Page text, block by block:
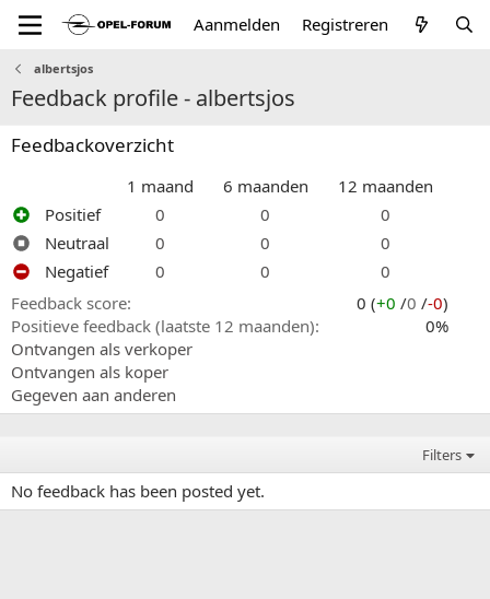
Aanmelden Registreren
albertsjos
Feedback profile - albertsjos
Feedbackoverzicht
1 maand 6 maanden
12 maanden
Positief
0 0
0
Neutraal
0 0
0
Negatief
0 0
0
Feedback score
0 (+0 /0 /-0)
Positieve feedback (laatste 12 maanden)
0%
Ontvangen als verkoper
Ontvangen als koper
Gegeven aan anderen
Filters
No feedback has been posted yet.